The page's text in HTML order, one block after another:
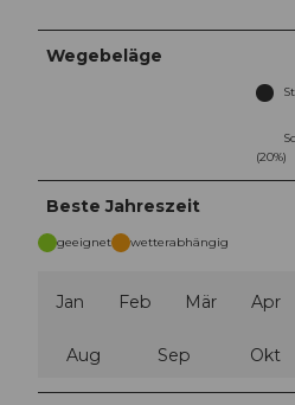
Wegebeläge
(20%)
Beste Jahreszeit
geeignet wetterabhängig
Jan Feb Mär Apr
Aug Sep Okt